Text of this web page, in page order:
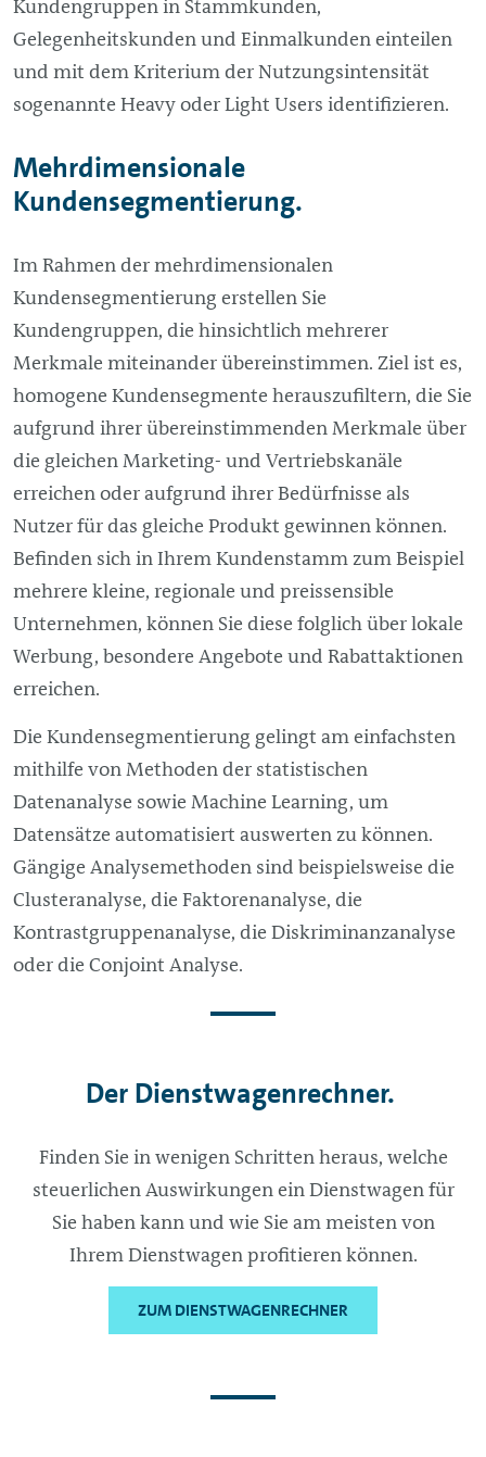
Kundengruppen in Stammkunden,
Gelegenheitskunden und Einmalkunden einteilen
und mit dem Kriterium der Nutzungsintensität
sogenannte Heavy oder Light Users identifizieren.
Mehrdimensionale
Kundensegmentierung.
Im Rahmen der mehrdimensionalen
Kundensegmentierung erstellen Sie
Kundengruppen, die hinsichtlich mehrerer
Merkmale miteinander übereinstimmen. Ziel ist es,
homogene Kundensegmente herauszufiltern, die Sie
aufgrund ihrer übereinstimmenden Merkmale über
die gleichen Marketing- und Vertriebskanäle
erreichen oder aufgrund ihrer Bedürfnisse als
Nutzer für das gleiche Produkt gewinnen können.
Befinden sich in Ihrem Kundenstamm zum Beispiel
mehrere kleine, regionale und preissensible
Unternehmen, können Sie diese folglich über lokale
Werbung, besondere Angebote und Rabattaktionen
erreichen.
Die Kundensegmentierung gelingt am einfachsten
mithilfe von Methoden der statistischen
Datenanalyse sowie Machine Learning, um
Datensätze automatisiert auswerten zu können.
Gängige Analysemethoden sind beispielsweise die
Clusteranalyse, die Faktorenanalyse, die
Kontrastgruppenanalyse, die Diskriminanzanalyse
oder die Conjoint Analyse.
Der Dienstwagenrechner.
Finden Sie in wenigen Schritten heraus, welche
steuerlichen Auswirkungen ein Dienstwagen für
Sie haben kann und wie Sie am meisten von
Ihrem Dienstwagen profitieren können.
ZUM DIENSTWAGENRECHNER